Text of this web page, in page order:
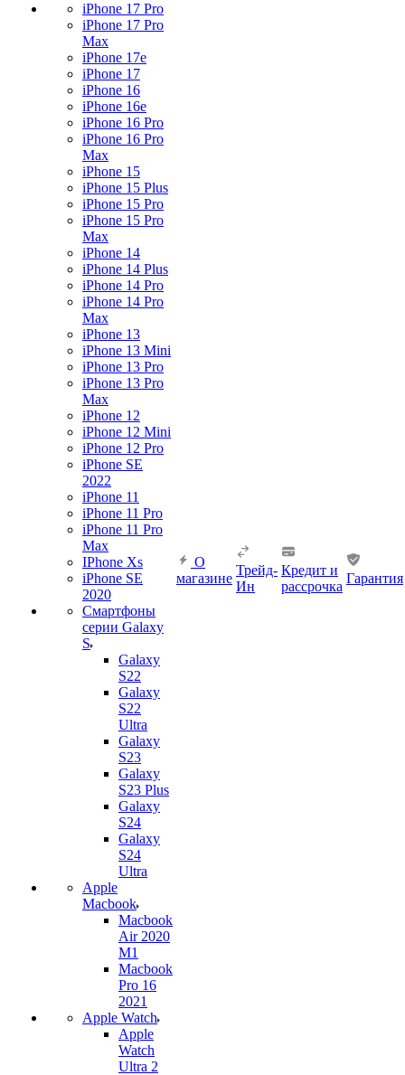
iPhone 17 Pro
iPhone 17 Pro
Max
iPhone 17e
iPhone 17
iPhone 16
iPhone 16e
iPhone 16 Pro
iPhone 16 Pro
Max
iPhone 15
iPhone 15 Plus
iPhone 15 Pro
iPhone 15 Pro
Max
iPhone 14
iPhone 14 Plus
iPhone 14 Pro
iPhone 14 Pro
Max
iPhone 13
iPhone 13 Mini
iPhone 13 Pro
iPhone 13 Pro
Max
iPhone 12
iPhone 12 Mini
iPhone 12 Pro
iPhone SE
2022
iPhone 11
iPhone 11 Pro
iPhone 11 Pro
Max
IPhone Xs
iPhone SE
2020
Смартфоны
серии Galaxy
S
Galaxy
S22
Galaxy
S22
Ultra
Galaxy
S23
Galaxy
S23 Plus
Galaxy
S24
Galaxy
S24
Ultra
Apple
Macbook
Macbook
Air 2020
M1
Macbook
Pro 16
2021
Apple Watch
Apple
Watch
Ultra 2
О
магазине
Трейд-
Ин
Кредит и
рассрочка
Гарантия